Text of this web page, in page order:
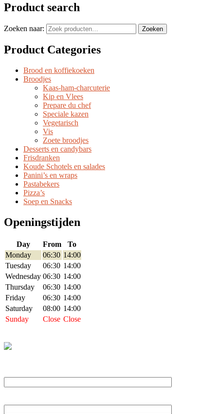
Product search
Zoeken naar: Zoeken
Product Categories
Brood en koffiekoeken
Broodjes
Kaas-ham-charcuterie
Kip en Vlees
Prepare du chef
Speciale kazen
Vegetarisch
Vis
Zoete broodjes
Desserts en candybars
Frisdranken
Koude Schotels en salades
Panini’s en wraps
Pastabekers
Pizza’s
Soep en Snacks
Openingstijden
Day From
To
Monday
06:30 14:00
Tuesday
06:30 14:00
Wednesday 06:30 14:00
Thursday
06:30 14:00
Friday
06:30 14:00
Saturday
08:00 14:00
Sunday
Close Close